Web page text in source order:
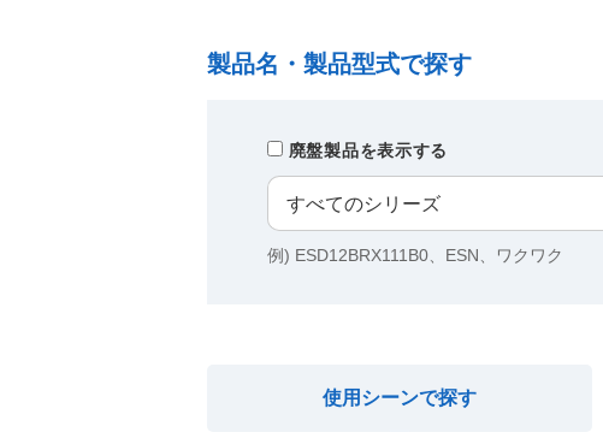
製品名・製品型式で探す
廃盤製品を表示する
例) ESD12BRX111B0、ESN、ワクワク
使用シーンで探す